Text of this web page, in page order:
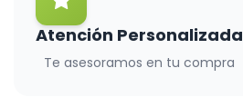
Atención Personalizada
Te asesoramos en tu compra